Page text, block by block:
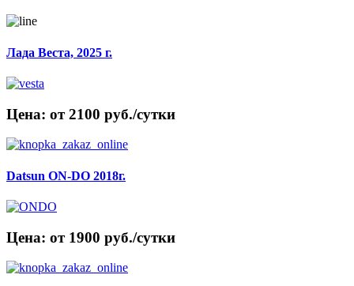
Лада Веста, 2025 г.
Цена: от 2100 руб./сутки
Datsun ON-DO 2018г.
Цена: от 1900 руб./сутки